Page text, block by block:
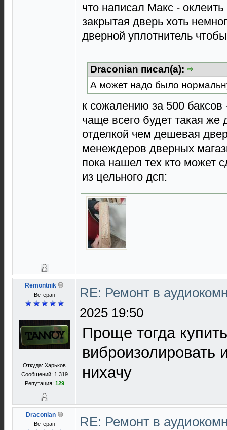
что написал Макс -
закрытая дверь хоть
дверной уплотнитель
Draconian писал(а):
А может надо было
к сожалению за 500
чаще всего будет такая же
отделкой чем дешевая
менеждеров дверных
пока нашел тех кто может
из цельного дсп:
Remontnik
Ветеран
Откуда: Харьков
Сообщений: 1 319
Репутация: 129
RE: Ремонт в
2025 19:50
Проще тогда
нихачу
Draconian
Ветеран
RE: Ремонт в